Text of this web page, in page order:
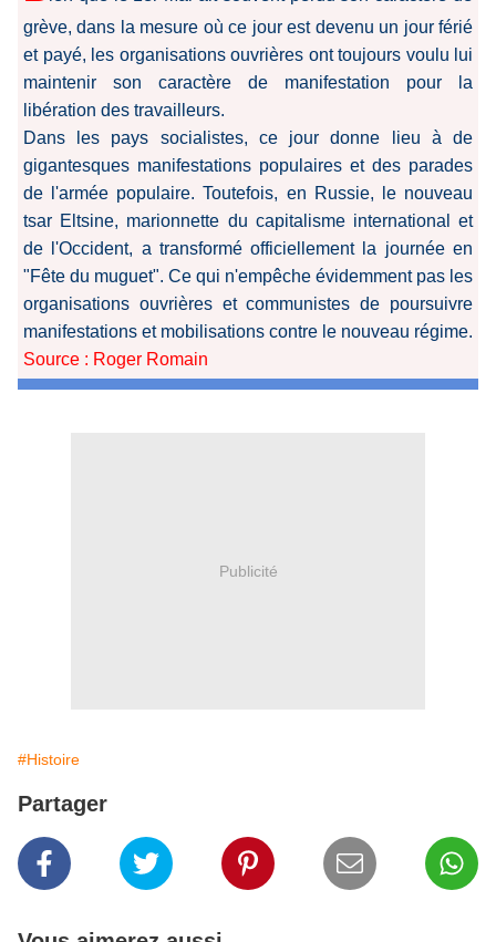
grève, dans la mesure où ce jour est devenu un jour férié
et payé, les organisations ouvrières ont toujours voulu lui
maintenir son caractère de manifestation pour la
libération des travailleurs.
Dans les pays socialistes, ce jour donne lieu à de
gigantesques manifestations populaires et des parades
de l'armée populaire. Toutefois, en Russie, le nouveau
tsar Eltsine, marionnette du capitalisme international et
de l'Occident, a transformé officiellement la journée en
"Fête du muguet". Ce qui n'empêche évidemment pas les
organisations ouvrières et communistes de poursuivre
manifestations et mobilisations contre le nouveau régime.
Source : Roger Romain
Publicité
#Histoire
Partager